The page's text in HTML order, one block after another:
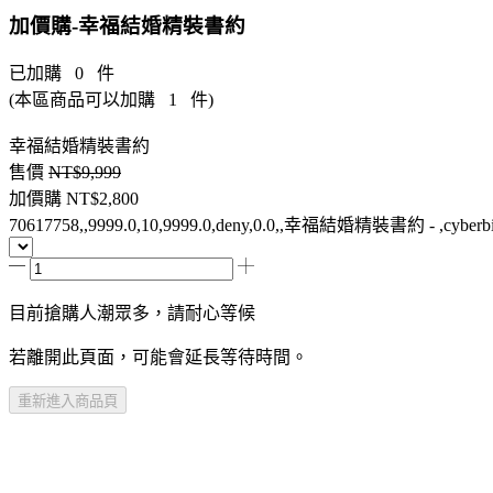
加價購-幸福結婚精裝書約
已加購 0 件
(本區商品可以加購 1 件)
幸福結婚精裝書約
售價 NT$9,999
加價購 NT$2,800
70617758,,9999.0,10,9999.0,deny,0.0,,幸福結婚精裝書約 -
目前搶購人潮眾多，請耐心等候
若離開此頁面，可能會延長等待時間。
重新進入商品頁